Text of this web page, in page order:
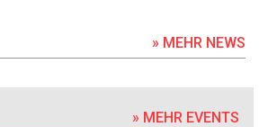
» MEHR NEWS
» MEHR EVENTS